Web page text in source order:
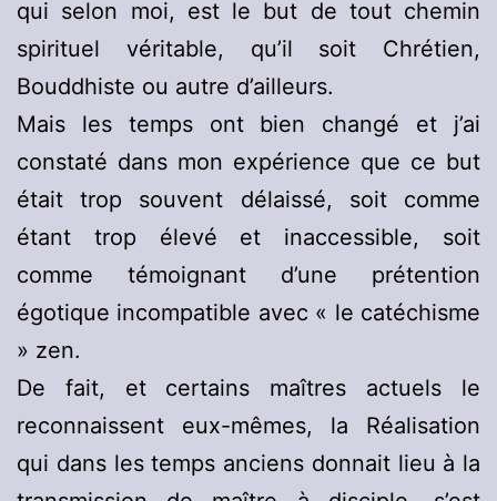
qui selon moi, est le but de tout chemin
spirituel véritable, qu’il soit Chrétien,
Bouddhiste ou autre d’ailleurs.
Mais les temps ont bien changé et j’ai
constaté dans mon expérience que ce but
était trop souvent délaissé, soit comme
étant trop élevé et inaccessible, soit
comme témoignant d’une prétention
égotique incompatible avec « le catéchisme
» zen.
De fait, et certains maîtres actuels le
reconnaissent eux-mêmes, la Réalisation
qui dans les temps anciens donnait lieu à la